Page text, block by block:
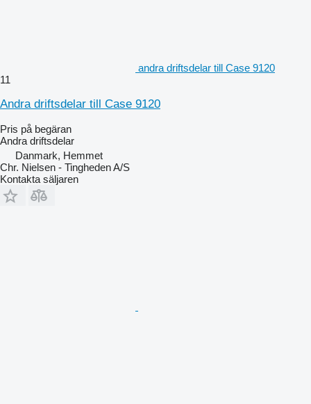
andra driftsdelar till Case 9120
11
Andra driftsdelar till Case 9120
Pris på begäran
Andra driftsdelar
Danmark, Hemmet
Chr. Nielsen - Tingheden A/S
Kontakta säljaren